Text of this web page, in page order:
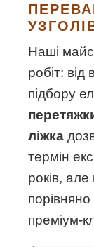
Наші
робіт:
підбору
ліжка
термін
років,
преміум-